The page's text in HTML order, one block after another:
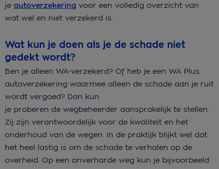
je autoverzekering voor een volledig overzicht van
wat wel en niet verzekerd is.
Wat kun je doen als je de schade niet
gedekt wordt?
Ben je alleen WA-verzekerd? Of heb je een WA Plus
autoverzekering waarmee alleen de schade aan je ruit
wordt vergoed? Dan kun
je proberen de wegbeheerder aansprakelijk te stellen.
Zij zijn verantwoordelijk voor de kwaliteit en het
onderhoud van de wegen. In de praktijk blijkt wel dat
het heel lastig is om de schade te verhalen op de
overheid. Op een onverharde weg kun je bijvoorbeeld